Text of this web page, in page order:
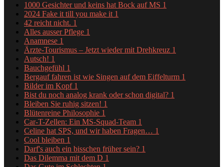
1000 Gesichter und keins hat Bock auf MS 1
2024 Fake it till you make it 1
42 reicht nicht. 1
Alles ausser Pflege 1
Anamnese 1
Ärzte-Tourismus – Jetzt wieder mit Drehkreuz 1
Autsch! 1
Bauchgefühl 1
Bergauf fahren ist wie Singen auf dem Eiffelturm 1
Bilder im Kopf 1
Bist du noch analog krank oder schon digital? 1
Bleiben Sie ruhig sitzen! 1
Blütenreine Philosophie 1
Car-T-Zellen: Ein MS-Squad-Team 1
Celine hat SPS, und wir haben Fragen… 1
Cool bleiben 1
Darf's auch ein bisschen früher sein? 1
Das Dilemma mit dem D 1